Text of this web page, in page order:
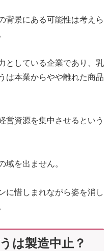
背景にある可能性は考えら
としている企業であり、乳
は本業からやや離れた商品
営資源を集中させるという
域を出ません。
に惜しまれながら姿を消し
は製造中止？